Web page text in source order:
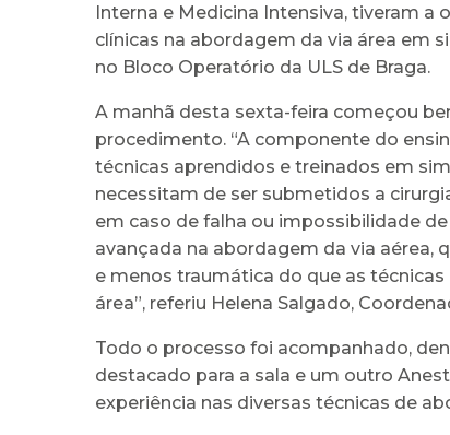
Interna e Medicina Intensiva, tiveram
clínicas na abordagem da via área em
no Bloco Operatório da ULS de Braga.
A manhã desta sexta-feira começou
procedimento. “A componente do
técnicas aprendidos e treinados em
necessitam de ser submetidos a
em caso de falha ou impossibilidade
avançada na abordagem da via aérea,
e menos traumática do que as
área”, referiu Helena Salgado,
Todo o processo foi acompanhado,
destacado para a sala e um outro
experiência nas diversas técnicas de